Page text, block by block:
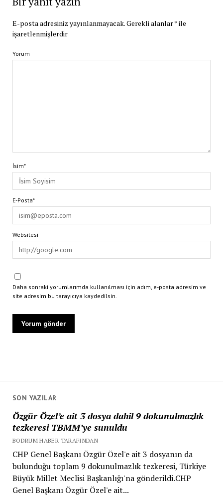
SON YAZILAR
Özgür Özel’e ait 3 dosya dahil 9 dokunulmazlık
tezkeresi TBMM’ye sunuldu
BODRUM HABER TARAFINDAN
CHP Genel Başkanı Özgür Özel'e ait 3 dosyanın da
bulunduğu toplam 9 dokunulmazlık tezkeresi, Türkiye
Büyük Millet Meclisi Başkanlığı'na gönderildi.CHP
Genel Başkanı Özgür Özel'e ait...
E-posta adresiniz yayınlanmayacak.Gerekli alanlar*ile
işaretlenmişlerdir
Yorum
İsim*
E-Posta*
Websitesi
Daha sonraki yorumlarımda kullanılması için adım, e-posta adresim ve
site adresim bu tarayıcıya kaydedilsin.